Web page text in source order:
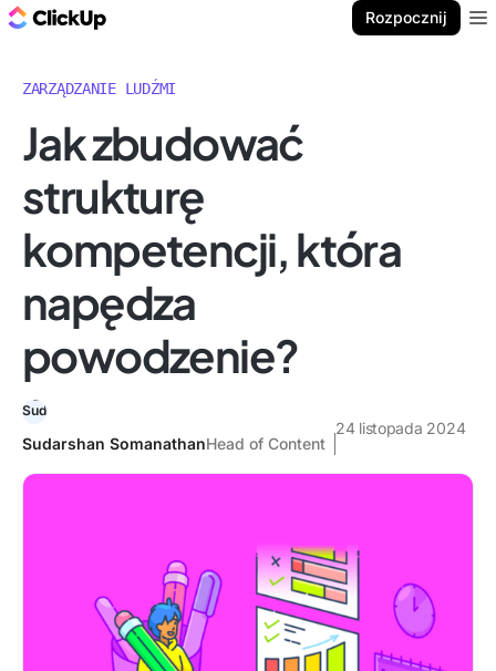
Rozpocznij
ZARZĄDZANIE LUDŹMI
Jak zbudować
strukturę
kompetencji, która
napędza
powodzenie?
Sudarshan SomanathanHead of Content
24 listopada 2024